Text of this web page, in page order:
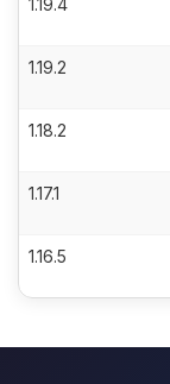
1.19.4
1.19.2
1.18.2
1.17.1
1.16.5